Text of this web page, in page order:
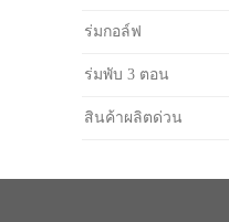
ร่มกอล์ฟ
ร่มพับ 3 ตอน
สินค้าผลิตด่วน